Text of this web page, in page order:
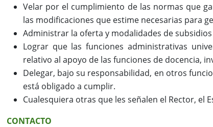
Velar por el cumplimiento de las normas que
las modificaciones que estime necesarias para
Administrar la oferta y modalidades de
Lograr que las funciones administrativas
relativo al apoyo de las funciones de docencia,
Delegar, bajo su responsabilidad, en otros
está obligado a cumplir.
Cualesquiera otras que les señalen el Rector, el
CONTACTO